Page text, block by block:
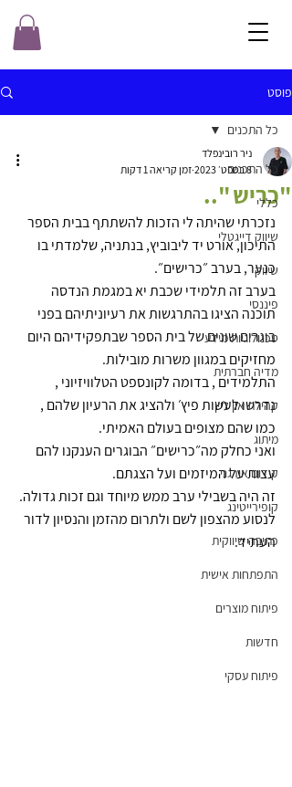
פוסט
כל התכנים
כללי
שיווק דייגטלי
שיווק
פיננסי
טכנולוגיות מידע
מדיה חברתית
קהילת און ליין
מיתוג
קידום אורגני
קופירייטינג
כתיבה שיווקית
התפתחות אישית
פיתוח מוצרים
חדשות
פיתוח עסקי
כל התכנים
"כריש "..
ניר רובינפלד
8 בספט׳ 2023
זמן קריאה 1 דקות
נזכרתי שהיתה לי הזכות להשתתף בבית הספר
התיכון, אורט יד ליבוביץ, בנתניה, שלמדתי בו
כנער, בערב ״כרישים״.
בערב זה תלמידי שכבת יא במגמת הנדסה
תוכנה הציגו בהתרגשות את רעיוניתיהם בפני
בוגרים שונים של בית הספר שבתפקידיהם היום
מחזיקים במגוון משרות מובילות.
התלמידים , בדומה לקונספט הטלוויזיוני ,
נדרשו לעשות פיץ׳ ולהציג את הרעיון שלהם ,
כמו שהם מצופים בעולם האמיתי.
ואני כחלק מה״כרישים״ הבוגרים הענקנו להם
עצות על המיזמים ועל הצגתם.
זה היה בשבילי ערב ממש מיוחד וגם זכות גדולה.
לנסוע מהצפון לשם ולתרום מהזמן והנסיון לדור
העתיד.